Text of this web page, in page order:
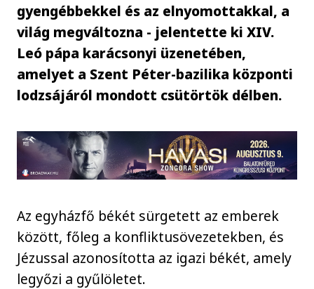
gyengébbekkel és az elnyomottakkal, a
világ megváltozna - jelentette ki XIV.
Leó pápa karácsonyi üzenetében,
amelyet a Szent Péter-bazilika központi
lodzsájáról mondott csütörtök délben.
Az egyházfő békét sürgetett az emberek
között, főleg a konfliktusövezetekben, és
Jézussal azonosította az igazi békét, amely
legyőzi a gyűlöletet.